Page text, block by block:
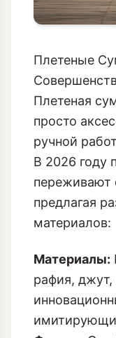
Плетеные
Плетеная
просто
ручной
В 2026 году
переживают
предлагая
материалов:
Материалы:
рафия, джут,